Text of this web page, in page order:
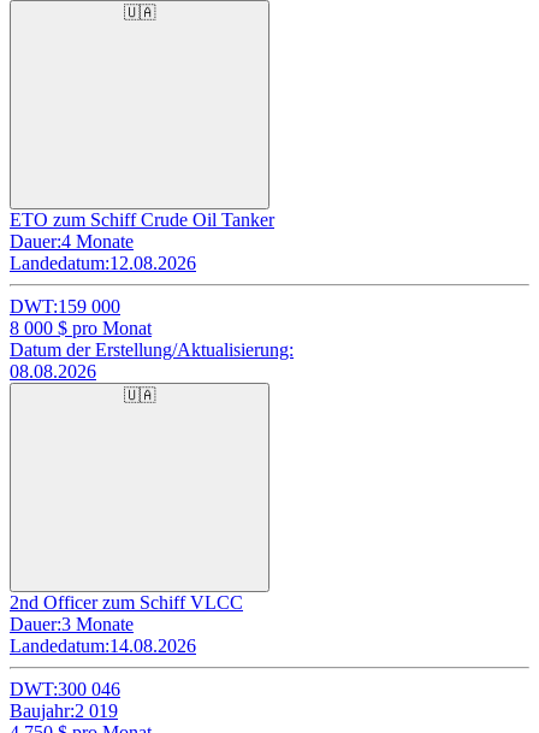
🇺🇦
ETO zum Schiff Crude Oil Tanker
Dauer:4 Monate
Landedatum:12.08.2026
DWT:159 000
8 000 $ pro Monat
Datum der Erstellung/Aktualisierung:
08.08.2026
🇺🇦
2nd Officer zum Schiff VLCC
Dauer:3 Monate
Landedatum:14.08.2026
DWT:300 046
Baujahr:2 019